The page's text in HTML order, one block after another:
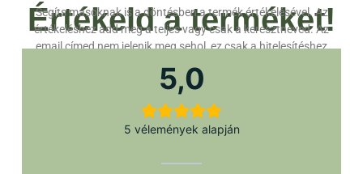
Értékeld a terméket!
Segíts másoknak is a döntésben a termék értékelésével. Az
értékeléshez add meg a teljes vagy csak a keresztneved. Az
email címed nem jelenik meg sehol, ez csak a hitelesítéshez
5,0
5 vélemények alapján